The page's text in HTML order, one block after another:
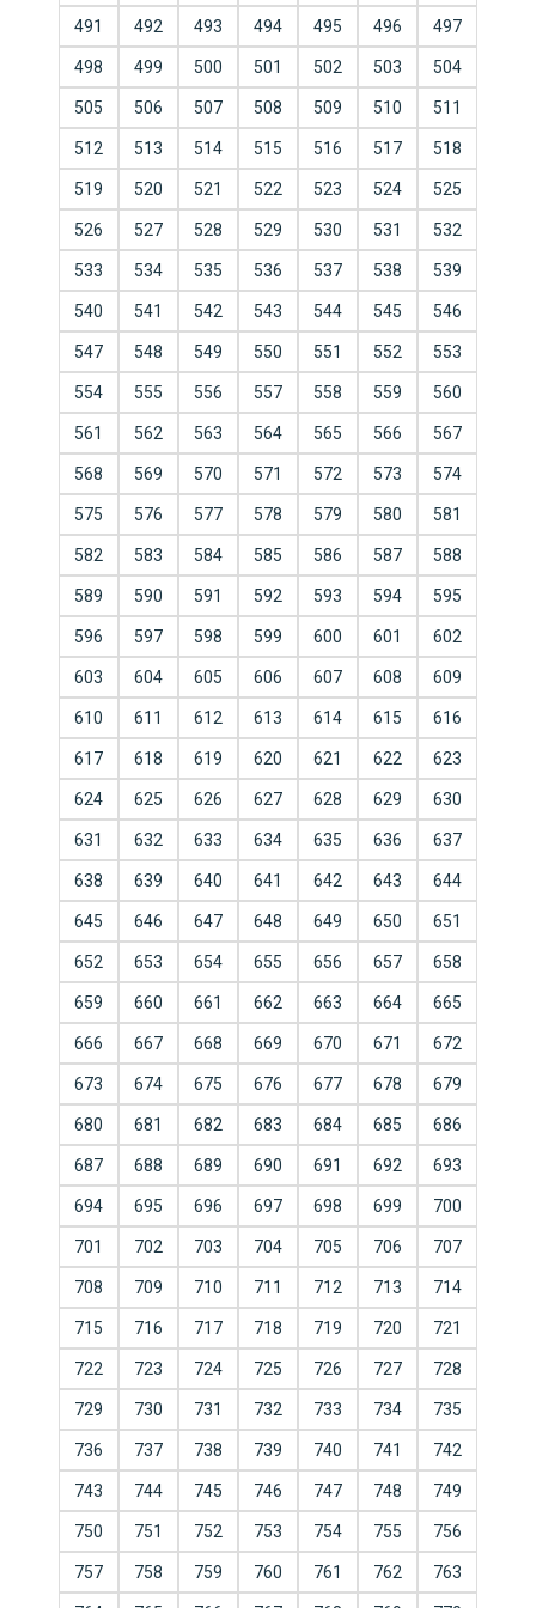
491 492 493 494 495 496 497
498 499 500 501 502 503 504
505 506 507 508 509 510 511
512 513 514 515 516 517 518
519 520 521 522 523 524 525
526 527 528 529 530 531 532
533 534 535 536 537 538 539
540 541 542 543 544 545 546
547 548 549 550 551 552 553
554 555 556 557 558 559 560
561 562 563 564 565 566 567
568 569 570 571 572 573 574
575 576 577 578 579 580 581
582 583 584 585 586 587 588
589 590 591 592 593 594 595
596 597 598 599 600 601 602
603 604 605 606 607 608 609
610 611 612 613 614 615 616
617 618 619 620 621 622 623
624 625 626 627 628 629 630
631 632 633 634 635 636 637
638 639 640 641 642 643 644
645 646 647 648 649 650 651
652 653 654 655 656 657 658
659 660 661 662 663 664 665
666 667 668 669 670 671 672
673 674 675 676 677 678 679
680 681 682 683 684 685 686
687 688 689 690 691 692 693
694 695 696 697 698 699 700
701 702 703 704 705 706 707
708 709 710 711 712 713 714
715 716 717 718 719 720 721
722 723 724 725 726 727 728
729 730 731 732 733 734 735
736 737 738 739 740 741 742
743 744 745 746 747 748 749
750 751 752 753 754 755 756
757 758 759 760 761 762 763